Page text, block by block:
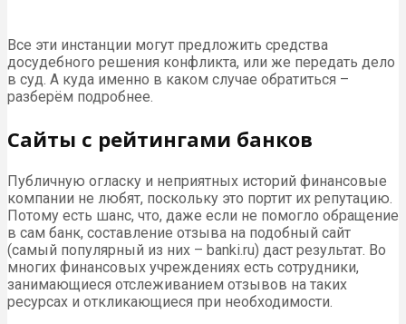
Все эти инстанции могут предложить средства
досудебного решения конфликта, или же передать дело
в суд. А куда именно в каком случае обратиться –
разберём подробнее.
Сайты с рейтингами банков
Публичную огласку и неприятных историй финансовые
компании не любят, поскольку это портит их репутацию.
Потому есть шанс, что, даже если не помогло обращение
в сам банк, составление отзыва на подобный сайт
(самый популярный из них – banki.ru) даст результат. Во
многих финансовых учреждениях есть сотрудники,
занимающиеся отслеживанием отзывов на таких
ресурсах и откликающиеся при необходимости.